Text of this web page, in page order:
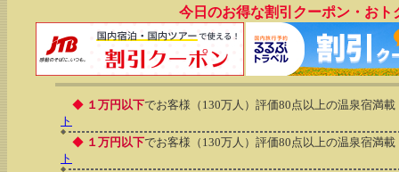
今日のお得な割引クーポン・おト
◆ １万円以下でお客様（130万人）評価80点以上の温泉宿満
ト
◆ １万円以下でお客様（130万人）評価80点以上の温泉宿満
ト